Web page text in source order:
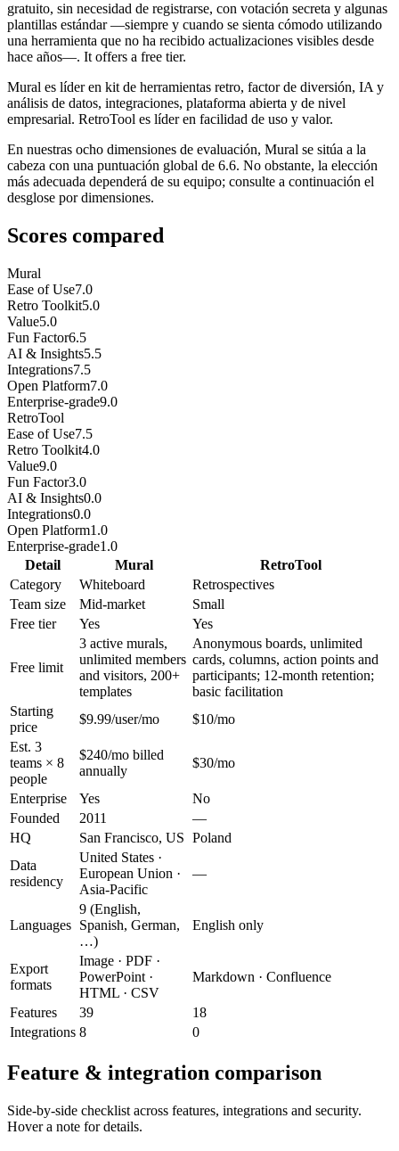
gratuito, sin necesidad de registrarse, con votación secreta y algunas
plantillas estándar —siempre y cuando se sienta cómodo utilizando
una herramienta que no ha recibido actualizaciones visibles desde
hace años—. It offers a free tier.
Mural es líder en kit de herramientas retro, factor de diversión, IA y
análisis de datos, integraciones, plataforma abierta y de nivel
empresarial. RetroTool es líder en facilidad de uso y valor.
En nuestras ocho dimensiones de evaluación, Mural se sitúa a la
cabeza con una puntuación global de 6.6. No obstante, la elección
más adecuada dependerá de su equipo; consulte a continuación el
desglose por dimensiones.
Scores compared
Mural
Ease of Use7.0
Retro Toolkit5.0
Value5.0
Fun Factor6.5
AI & Insights5.5
Integrations7.5
Open Platform7.0
Enterprise-grade9.0
RetroTool
Ease of Use7.5
Retro Toolkit4.0
Value9.0
Fun Factor3.0
AI & Insights0.0
Integrations0.0
Open Platform1.0
Enterprise-grade1.0
Detail
Mural
RetroTool
Category
Whiteboard
Retrospectives
Team size
Mid-market
Small
Free tier
Yes Yes
Free limit
3 active murals,
unlimited members
and visitors, 200+
templates
Anonymous boards, unlimited
cards, columns, action points and
participants; 12-month retention;
basic facilitation
Starting
price
$9.99/user/mo
$10/mo
Est. 3
teams × 8
people
$240/mo billed
annually
$30/mo
Enterprise Yes
No
Founded
2011
—
HQ
San Francisco, US Poland
Data
residency
United States ·
European Union ·
Asia-Pacific
—
Languages
9 (English,
Spanish, German,
…)
English only
Export
formats
Image · PDF ·
PowerPoint ·
HTML · CSV
Markdown · Confluence
Features 39
18
Integrations 8 0
Feature & integration comparison
Side-by-side checklist across features, integrations and security.
Hover a note for details.